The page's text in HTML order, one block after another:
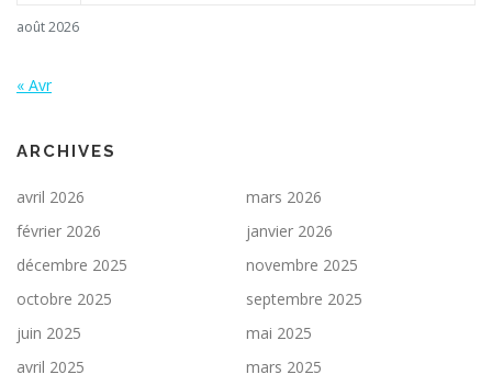
août 2026
« Avr
ARCHIVES
avril 2026
mars 2026
février 2026
janvier 2026
décembre 2025
novembre 2025
octobre 2025
septembre 2025
juin 2025
mai 2025
avril 2025
mars 2025